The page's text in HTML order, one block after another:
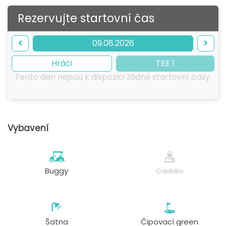
Rezervujte startovní čas
09.08.2026
Hráči
TEE 1
Tento den nejsou k dispozici žádné startovní časy.
Vybavení
Buggy Caddie
Šatna Čipovací green